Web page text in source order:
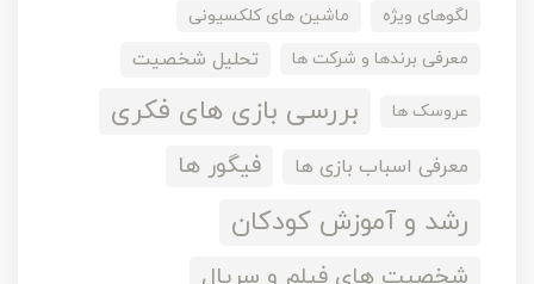
لگوهای ویژه
ماشین های کلکسیونی
معرفی برندها و شرکت ها
تحلیل شخصیت
عروسک ها بررسی بازی های فکری
معرفی اسباب بازی ها فیگور ها
رشد و آموزش کودکان